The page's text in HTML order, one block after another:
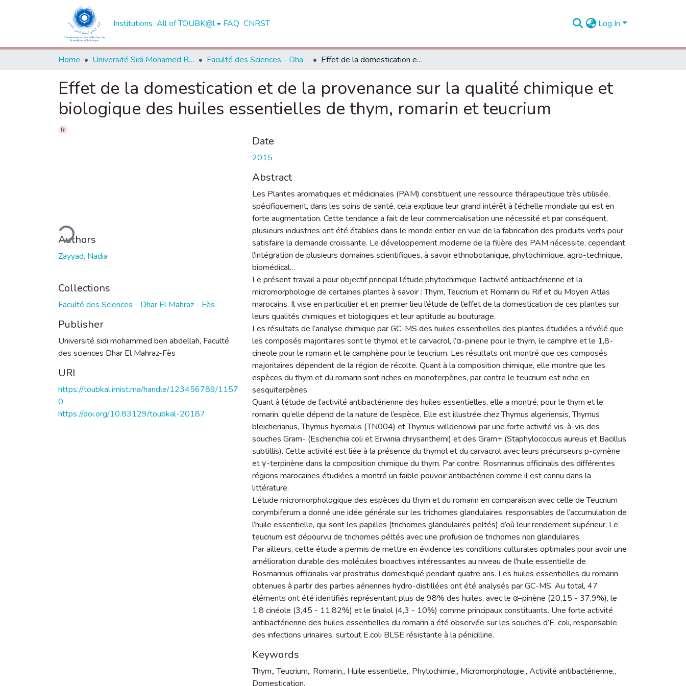
Institutions All of TOUBK@l FAQ CNRST Log In
Home Université Sidi Mohamed Ben Abdellah de Fès Faculté des Sciences - Dhar El Mahraz - Fès Effet de la domestication et de la provenance sur la qualité chimique et biologique des huiles essentielles de thym, romarin et teucrium
Effet de la domestication et de la provenance sur la qualité chimique et
biologique des huiles essentielles de thym, romarin et teucrium
fr
Loading...
Authors
Zayyad, Nadia
Collections
Faculté des Sciences - Dhar El Mahraz - Fès
Publisher
Université sidi mohammed ben abdellah, Faculté
des sciences Dhar El Mahraz-Fès
URI
https://toubkal.imist.ma/handle/123456789/1157
0
https://doi.org/10.83129/toubkal-20187
Date
2015
Abstract
Les Plantes aromatiques et médicinales (PAM) constituent une ressource thérapeutique très utilisée,
spécifiquement, dans les soins de santé, cela explique leur grand intérêt à l'échelle mondiale qui est en
forte augmentation. Cette tendance a fait de leur commercialisation une nécessité et par conséquent,
plusieurs industries ont été établies dans le monde entier en vue de la fabrication des produits verts pour
satisfaire la demande croissante. Le développement moderne de la filière des PAM nécessite, cependant,
l'intégration de plusieurs domaines scientifiques, à savoir ethnobotanique, phytochimique, agro-technique,
biomédical…
Le présent travail a pour objectif principal l’étude phytochimique, l’activité antibactérienne et la
micromorphologie de certaines plantes à savoir : Thym, Teucrium et Romarin du Rif et du Moyen Atlas
marocains. Il vise en particulier et en premier lieu l’étude de l’effet de la domestication de ces plantes sur
leurs qualités chimiques et biologiques et leur aptitude au bouturage.
Les résultats de l’analyse chimique par GC-MS des huiles essentielles des plantes étudiées a révélé que
les composés majoritaires sont le thymol et le carvacrol, l’α-pinene pour le thym, le camphre et le 1,8-
cineole pour le romarin et le camphène pour le teucrium. Les résultats ont montré que ces composés
majoritaires dépendent de la région de récolte. Quant à la composition chimique, elle montre que les
espèces du thym et du romarin sont riches en monoterpènes, par contre le teucrium est riche en
sesquiterpènes.
Quant à l’étude de l’activité antibactérienne des huiles essentielles, elle a montré, pour le thym et le
romarin, qu’elle dépend de la nature de l’espèce. Elle est illustrée chez Thymus algeriensis, Thymus
bleicherianus, Thymus hyemalis (TN004) et Thymus willdenowii par une forte activité vis-à-vis des
souches Gram- (Escherichia coli et Erwinia chrysanthemi) et des Gram+ (Staphylococcus aureus et Bacillus
subtillis). Cette activité est liée à la présence du thymol et du carvacrol avec leurs précurseurs p-cymène
et γ-terpinène dans la composition chimique du thym. Par contre, Rosmarinus officinalis des différentes
régions marocaines étudiées a montré un faible pouvoir antibactérien comme il est connu dans la
littérature.
L’étude micromorphologique des espèces du thym et du romarin en comparaison avec celle de Teucrium
corymbiferum a donné une idée générale sur les trichomes glandulaires, responsables de l’accumulation de
l’huile essentielle, qui sont les papilles (trichomes glandulaires peltés) d’où leur rendement supérieur. Le
teucrium est dépourvu de trichomes péltés avec une profusion de trichomes non glandulaires.
Par ailleurs, cette étude a permis de mettre en évidence les conditions culturales optimales pour avoir une
amélioration durable des molécules bioactives intéressantes au niveau de l'huile essentielle de
Rosmarinus officinalis var prostratus domestiqué pendant quatre ans. Les huiles essentielles du romarin
obtenues à partir des parties aériennes hydro-distillées ont été analysés par GC-MS. Au total, 47
éléments ont été identifiés représentant plus de 98% des huiles, avec le α–pinène (20,15 - 37,9%), le
1,8 cinéole (3,45 - 11,82%) et le linalol (4,3 - 10%) comme principaux constituants. Une forte activité
antibactérienne des huiles essentielles du romarin a été observée sur les souches d’E. coli, responsable
des infections urinaires, surtout E.coli BLSE résistante à la pénicilline.
Keywords
Thym,,Teucrium,, Romarin,, Huile essentielle,, Phytochimie,, Micromorphologie,, Activité antibactérienne,,
Domestication.